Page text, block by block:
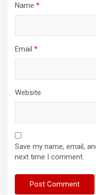
Name *
Email *
Website
Save my name, email,
next time I comment.